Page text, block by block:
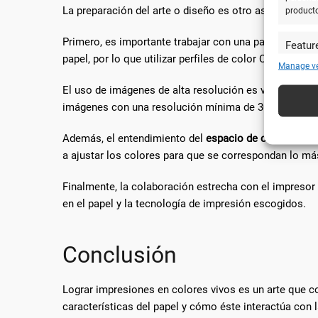
Cotejar
Manage
La preparación del arte o diseño es otro aspecto
Primero, es importante trabajar con una paleta de
papel, por lo que utilizar perfiles de color CMYK es
El uso de imágenes de alta resolución es vital para
imágenes con una resolución mínima de 300 dpi.
Además, el entendimiento del espacio de color
y
a ajustar los colores para que se correspondan lo
Finalmente, la colaboración estrecha con el
en el papel y la tecnología de impresión escogidos.
Conclusión
Lograr impresiones en colores vivos es un arte que
características del papel y cómo éste interactúa